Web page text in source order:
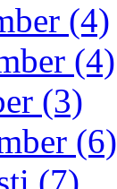
(4)
(4)
(3)
(6)